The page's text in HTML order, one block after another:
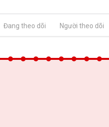
Đang theo dõi Người theo dõi